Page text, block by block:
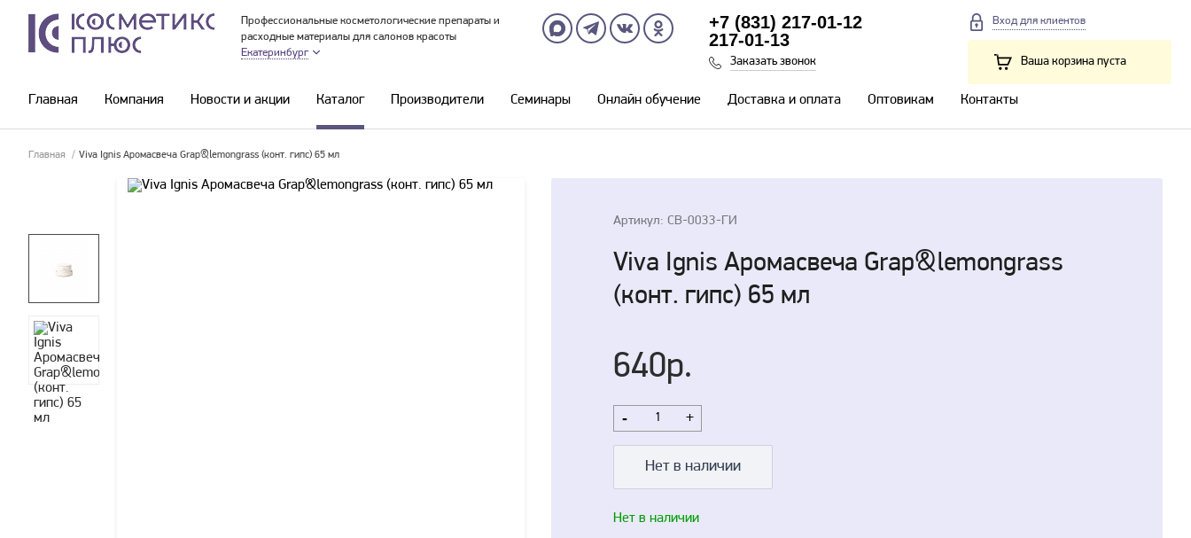
Профессиональные косметологические препараты и
расходные материалы для салонов красоты
Екатеринбург
+7 (831) 217-01-12
217-01-13
Заказать звонок
Вход для клиентов
Ваша корзина пуста
Главная Компания Новости и акции Каталог Производители Семинары Онлайн обучение Доставка и оплата Оптовикам Контакты
Главная / Viva Ignis Аромасвеча Grap&lemongrass (конт. гипс) 65 мл
Артикул: СВ-0033-ГИ
Viva Ignis Аромасвеча Grap&lemongrass
(конт. гипс) 65 мл
640р.
- +
Нет в наличии
Нет в наличии